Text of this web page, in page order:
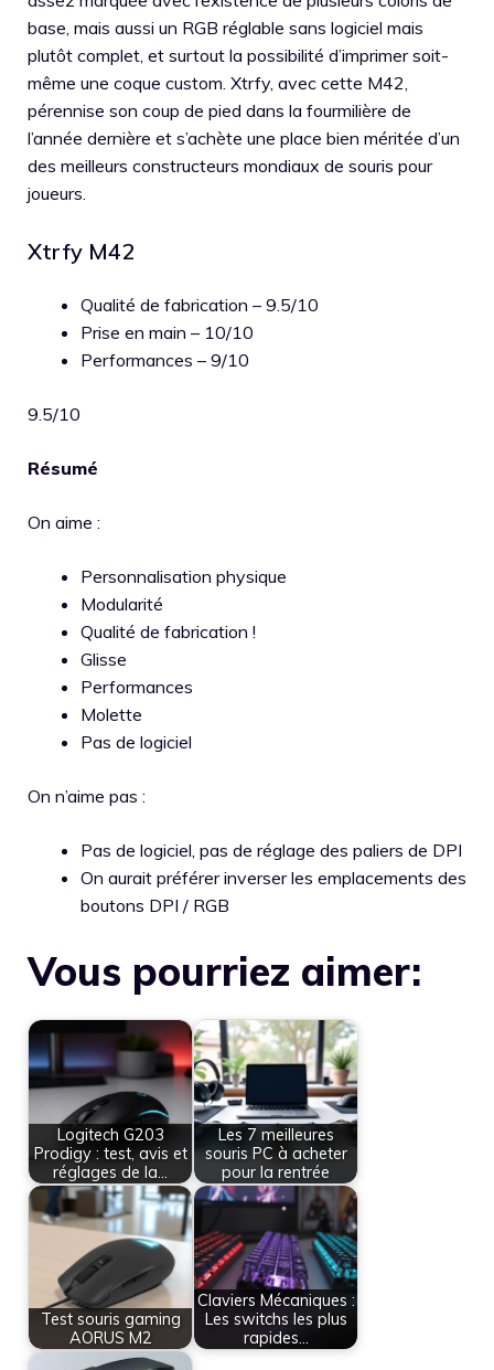
base, mais aussi un RGB réglable sans logiciel mais
plutôt complet, et surtout la possibilité d’imprimer soit-
même une coque custom. Xtrfy, avec cette M42,
pérennise son coup de pied dans la fourmilière de
l’année dernière et s’achète une place bien méritée d’un
des meilleurs constructeurs mondiaux de souris pour
joueurs.
Xtrfy M42
Qualité de fabrication – 9.5/10
Prise en main – 10/10
Performances – 9/10
9.5/10
Résumé
On aime :
Personnalisation physique
Modularité
Qualité de fabrication !
Glisse
Performances
Molette
Pas de logiciel
On n’aime pas :
Pas de logiciel, pas de réglage des paliers de DPI
On aurait préférer inverser les emplacements des
boutons DPI / RGB
Vous pourriez aimer:
Logitech G203
Prodigy : test, avis et
réglages de la…
Les 7 meilleures
souris PC à acheter
pour la rentrée
Test souris gaming
AORUS M2
Claviers Mécaniques :
Les switchs les plus
rapides…